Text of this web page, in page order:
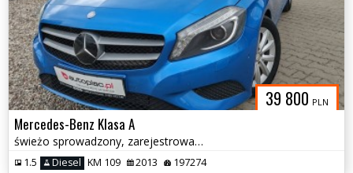
39 800 PLN
Mercedes-Benz Klasa A
świeżo sprowadzony, zarejestrowany
1.5 Diesel KM 109 2013 197274